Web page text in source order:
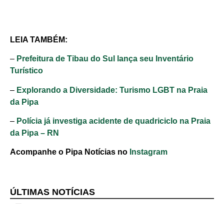
LEIA TAMBÉM:
– Prefeitura de Tibau do Sul lança seu Inventário
Turístico
– Explorando a Diversidade: Turismo LGBT na Praia
da Pipa
– Polícia já investiga acidente de quadriciclo na Praia
da Pipa – RN
Acompanhe o Pipa Notícias no Instagram
ÚLTIMAS NOTÍCIAS